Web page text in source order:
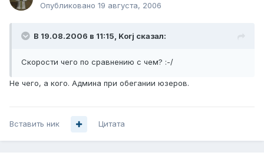
Опубликовано 19 августа, 2006
В 19.08.2006 в 11:15, Korj сказал:
Скорости чего по сравнению с чем? :-/
Не чего, а кого. Админа при обегании юзеров.
Вставить ник Цитата